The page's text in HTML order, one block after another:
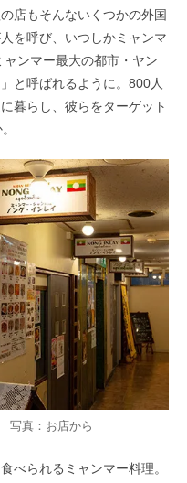
店もそんないくつかの外国
を呼び、いつしかミャンマ
ンマー最大の都市・ヤン
と呼ばれるように。800人
暮らし、彼らをターゲット
写真：お店から
べられるミャンマー料理。